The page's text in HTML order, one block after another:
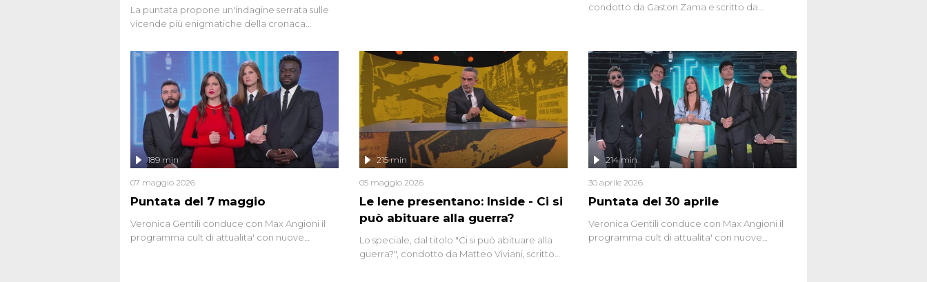
La puntata propone un'indagine serrata sulle
vicende più enigmatiche della cronaca
seriale responsabile di decine di attentati tra
gli anni '90 e il 2000 che, inquietantemente,
potrebbe essere ancora in libertà. Lo speciale
affronta inoltre le zone d'ombra sul Mostro di
Firenze, le cui responsabilità appaiono ancora
oggi avvolte in un groviglio di dubbi mai
chiariti. Nel corso dello speciale anche
l'intervista inedita a Olindo Romano, realizzata
ne...
condotto da Gaston Zama e scritto da
alternative, dei sospetti globali e del
complottismo che negli ultimi anni hanno
invaso social network, talk show, piazze digitali
e immaginario collettivo.
Puntata del 7 maggio
189 min
07 maggio 2026
Veronica Gentili conduce con Max Angioni il
programma cult di attualita' con nuove
Le Iene presentano: Inside - Ci si
può abituare alla guerra?
215 min
05 maggio 2026
Lo speciale, dal titolo "Ci si può abituare alla
guerra?", condotto da Matteo Viviani, scritto
Puntata del 30 aprile
214 min
30 aprile 2026
Veronica Gentili conduce con Max Angioni il
programma cult di attualita' con nuove